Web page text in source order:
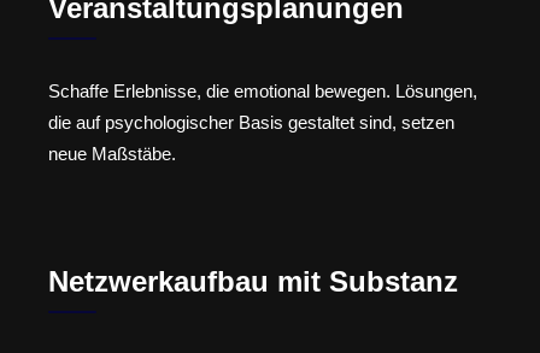
Veranstaltungsplanungen
Schaffe Erlebnisse, die emotional bewegen. Lösungen,
die auf psychologischer Basis gestaltet sind, setzen
neue Maßstäbe.
Netzwerkaufbau mit Substanz